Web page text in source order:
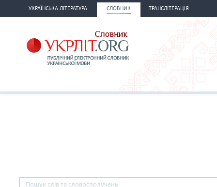
УКРАЇНСЬКА ЛІТЕРАТУРА СЛОВНИК ТРАНСЛІТЕРАЦІЯ